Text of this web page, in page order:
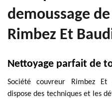
demoussage
Rimbez Et
Nettoyage parfait de
Société couvreur Rimbez Et
dispose des techniques et les